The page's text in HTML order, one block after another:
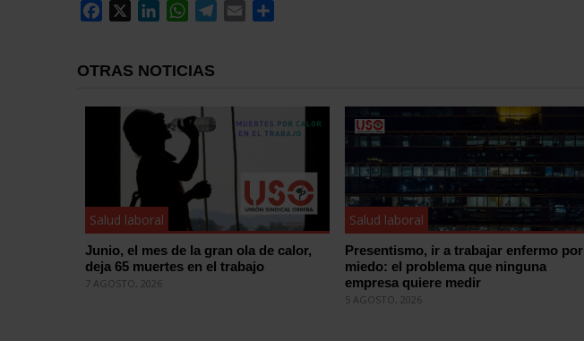
Facebook
LinkedInWhatsApp
Telegram
Email
OTRAS NOTICIAS
Salud laboral
Junio, el mes de la gran ola de calor,
deja 65 muertes en el trabajo
7 AGOSTO, 2026
Salud laboral
Presentismo, ir a trabajar enfermo por
miedo: el problema que ninguna
empresa quiere medir
5 AGOSTO, 2026